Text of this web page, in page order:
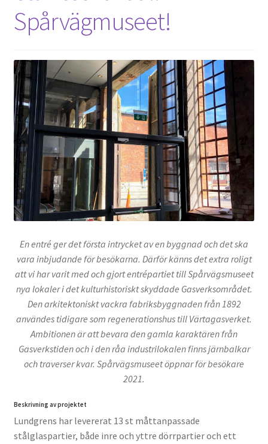
Spårvägmuseet!
En entré ger det första intrycket av en byggnad och det ska
vara inbjudande för besökarna. Därför känns det extra roligt
att vi har varit med och gjort entrépartiet till Spårvägsmuseet
nya lokaler i det kulturhistoriskt skyddade Gasverksområdet.
Den arkitektoniskt vackra fabriksbyggnaden från 1892
användes tidigare som regenerationshus till Värtagasverket.
Ambitionen är att bevara den gamla karaktären från
Gasverkstiden och i den råa industrilokalen finns järnbalkar
och traverser kvar. Spårvägsmuseet öppnar för besökare
2021.
Beskrivning av projektet
Lundgrens har levererat 13 st måttanpassade
stålglaspartier, både inre och yttre dörrpartier och ett